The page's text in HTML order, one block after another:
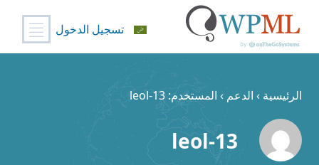
المحتوى
تسجيل الدخول
الرئيسية › الدعم › المستخدم: leol-13
leol-13